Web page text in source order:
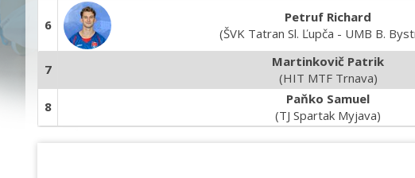
6
Petruf Richard
(ŠVK Tatran Sl. Ľupča - UMB B.
7
Martinkovič Patrik
(HIT MTF Trnava)
8
Paňko Samuel
(TJ Spartak Myjava)